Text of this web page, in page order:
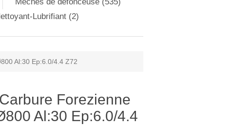
Lubrifiant (2)
Al:30 Ep:6.0/4.4 Z72
Forezienne
Al:30 Ep:6.0/4.4